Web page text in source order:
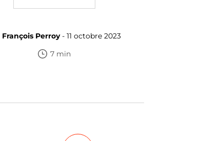
François Perroy- 11 octobre 2023
7 min